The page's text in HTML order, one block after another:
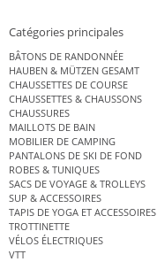
Catégories principales
BÂTONS DE RANDONNÉE
HAUBEN & MÜTZEN GESAMT
CHAUSSETTES DE COURSE
CHAUSSETTES & CHAUSSONS
CHAUSSURES
MAILLOTS DE BAIN
MOBILIER DE CAMPING
PANTALONS DE SKI DE FOND
ROBES & TUNIQUES
SACS DE VOYAGE & TROLLEYS
SUP & ACCESSOIRES
TAPIS DE YOGA ET ACCESSOIRES
TROTTINETTE
VÉLOS ÉLECTRIQUES
VTT